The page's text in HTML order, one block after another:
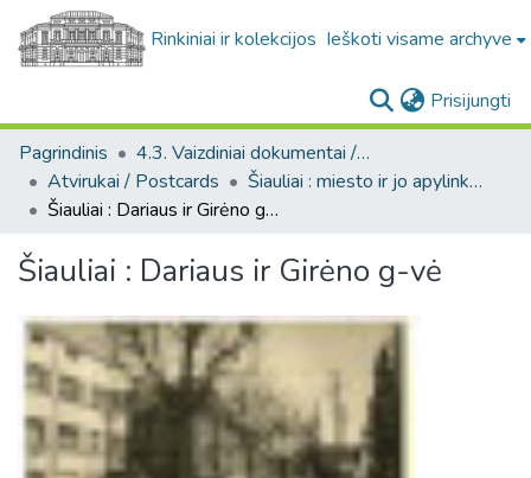
Rinkiniai ir kolekcijos Ieškoti visame archyve
Prisijungti
Pagrindinis
4.3. Vaizdiniai dokumentai / Visual documents
Atvirukai / Postcards
Šiauliai : miesto ir jo apylinkių fotografinių atvirukų rinkinys
Šiauliai : Dariaus ir Girėno g-vė
Šiauliai : Dariaus ir Girėno g-vė